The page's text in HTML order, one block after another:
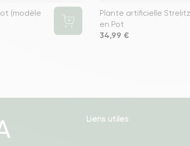
(modèle
Plante artificielle
en Pot
Prix
34,99 €
Liens utiles